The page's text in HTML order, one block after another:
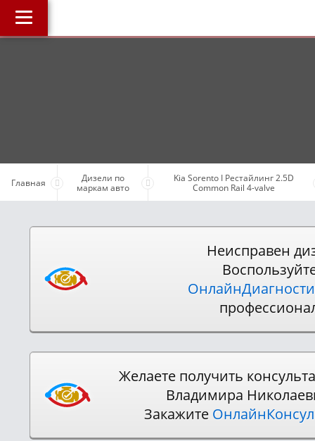
ОнлайнДиагностика Дизеля
ОнлайнКонсультация по Дизелю
Поддержка проекта и оплата услуг
Главная
Дизели по
маркам авто
Kia Sorento I Рестайлинг 2.5D
Common Rail 4-valve
Неисправен
Желаете получить
Владимира
Закажите